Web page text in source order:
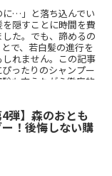
に…」と落ち込んでい
隠すことに時間を費
た。でも、諦めるの
で、若白髪の進行を
れません。この記事
ったりのシャンプー
も交えながら徹底的
4弾】森のおとも
！後悔しない購